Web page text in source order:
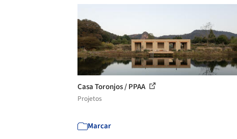
Casa Toronjos / PPAA
Projetos
Marcar